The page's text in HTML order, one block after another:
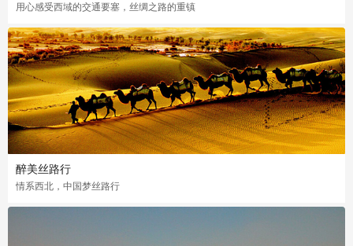
用心感受西域的交通要塞，丝绸之路的重镇
醉美丝路行
情系西北，中国梦丝路行